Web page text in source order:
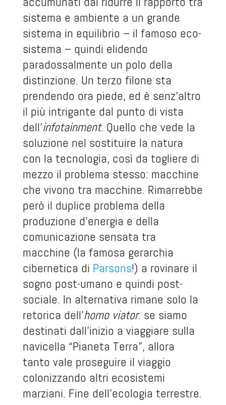
sistema e ambiente a un grande
sistema in equilibrio – il famoso eco-
sistema – quindi elidendo
paradossalmente un polo della
distinzione. Un terzo filone sta
prendendo ora piede, ed è senz’altro
il più intrigante dal punto di vista
dell’infotainment. Quello che vede la
soluzione nel sostituire la natura
con la tecnologia, così da togliere di
mezzo il problema stesso: macchine
che vivono tra macchine. Rimarrebbe
però il duplice problema della
produzione d’energia e della
comunicazione sensata tra
macchine (la famosa gerarchia
cibernetica di Parsons!) a rovinare il
sogno post-umano e quindi post-
sociale. In alternativa rimane solo la
retorica dell’homo viator: se siamo
destinati dall’inizio a viaggiare sulla
navicella “Pianeta Terra”, allora
tanto vale proseguire il viaggio
colonizzando altri ecosistemi
marziani. Fine dell’ecologia terrestre.